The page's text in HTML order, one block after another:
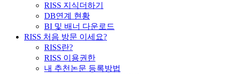
RISS 지식더하기
DB연계 현황
BI 및 배너 다운로드
RISS 처음 방문 이세요?
RISS란?
RISS 이용권한
내 추천논문 등록방법